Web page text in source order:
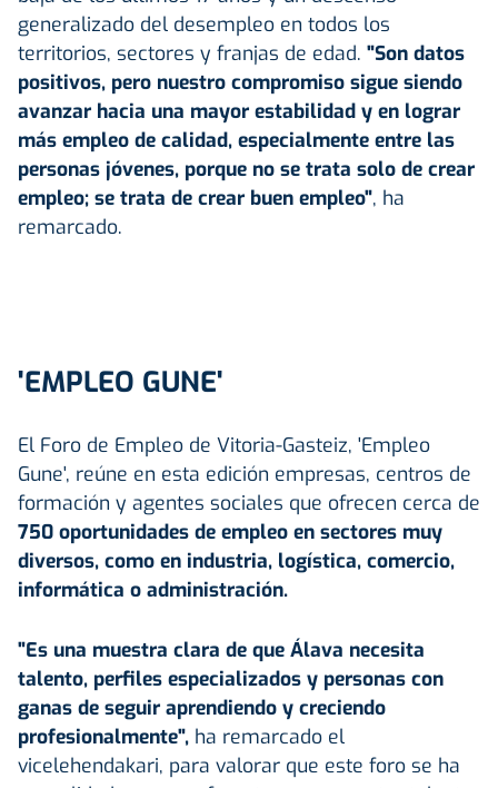
generalizado del desempleo en todos los
territorios, sectores y franjas de edad. "Son datos
positivos, pero nuestro compromiso sigue siendo
avanzar hacia una mayor estabilidad y en lograr
más empleo de calidad, especialmente entre las
personas jóvenes, porque no se trata solo de crear
empleo; se trata de crear buen empleo", ha
remarcado.
'EMPLEO GUNE'
El Foro de Empleo de Vitoria-Gasteiz, 'Empleo
Gune', reúne en esta edición empresas, centros de
formación y agentes sociales que ofrecen cerca de
750 oportunidades de empleo en sectores muy
diversos, como en industria, logística, comercio,
informática o administración.
"Es una muestra clara de que Álava necesita
talento, perfiles especializados y personas con
ganas de seguir aprendiendo y creciendo
profesionalmente", ha remarcado el
vicelehendakari, para valorar que este foro se ha